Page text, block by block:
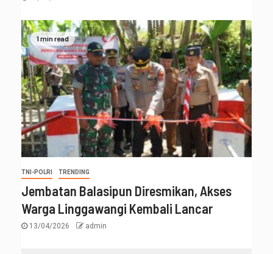
1 min read
TNI-POLRI TRENDING
Jembatan Balasipun Diresmikan, Akses
Warga Linggawangi Kembali Lancar
13/04/2026 admin